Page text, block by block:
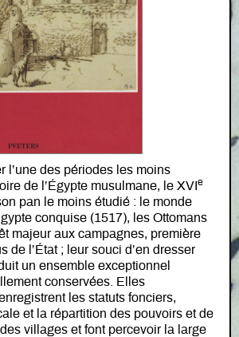
l’une des périodes les moins
de l’Égypte musulmane, le XVI e
pan le moins étudié : le monde
conquise (1517), les Ottomans
majeur aux campagnes, première
de l’État ; leur souci d’en dresser
un ensemble exceptionnel
conservées. Elles
les statuts fonciers,
et la répartition des pouvoirs et de
des villages et font percevoir la large